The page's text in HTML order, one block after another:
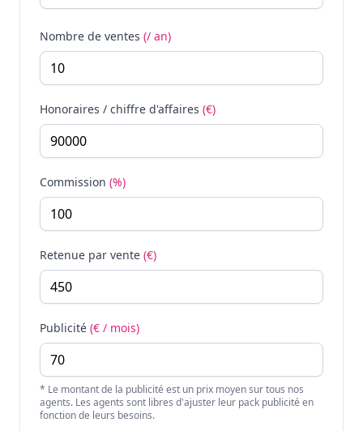
Nombre de ventes (/ an)
Honoraires / chiffre d'affaires (€)
Commission (%)
Retenue par vente (€)
Publicité (€ / mois)
* Le montant de la publicité est un prix moyen sur tous nos
agents. Les agents sont libres d'ajuster leur pack publicité en
fonction de leurs besoins.